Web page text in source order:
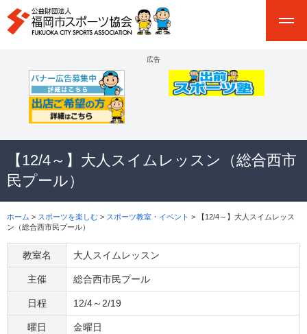
広告
【12/4～】大人スイムレッスン（総合西市
民プール）
ホーム > スポーツを楽しむ > スポーツ教室・イベント > 【12/4～】大人スイムレッス
ン（総合西市民プール）
教室名 大人スイムレッスン
主催 総合西市民プール
日程 12/4～2/19
曜日 金曜日